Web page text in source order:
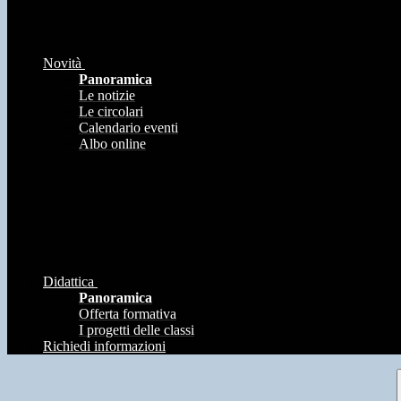
Novità
Panoramica
Le notizie
Le circolari
Calendario eventi
Albo online
Didattica
Panoramica
Offerta formativa
I progetti delle classi
Richiedi informazioni